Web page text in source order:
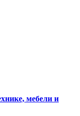
мебели и